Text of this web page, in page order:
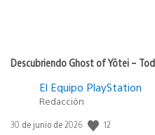
Descubriendo Ghost of Yōtei –
El Equipo PlayStation
Redacción
Fecha
30 de junio de 2026 12